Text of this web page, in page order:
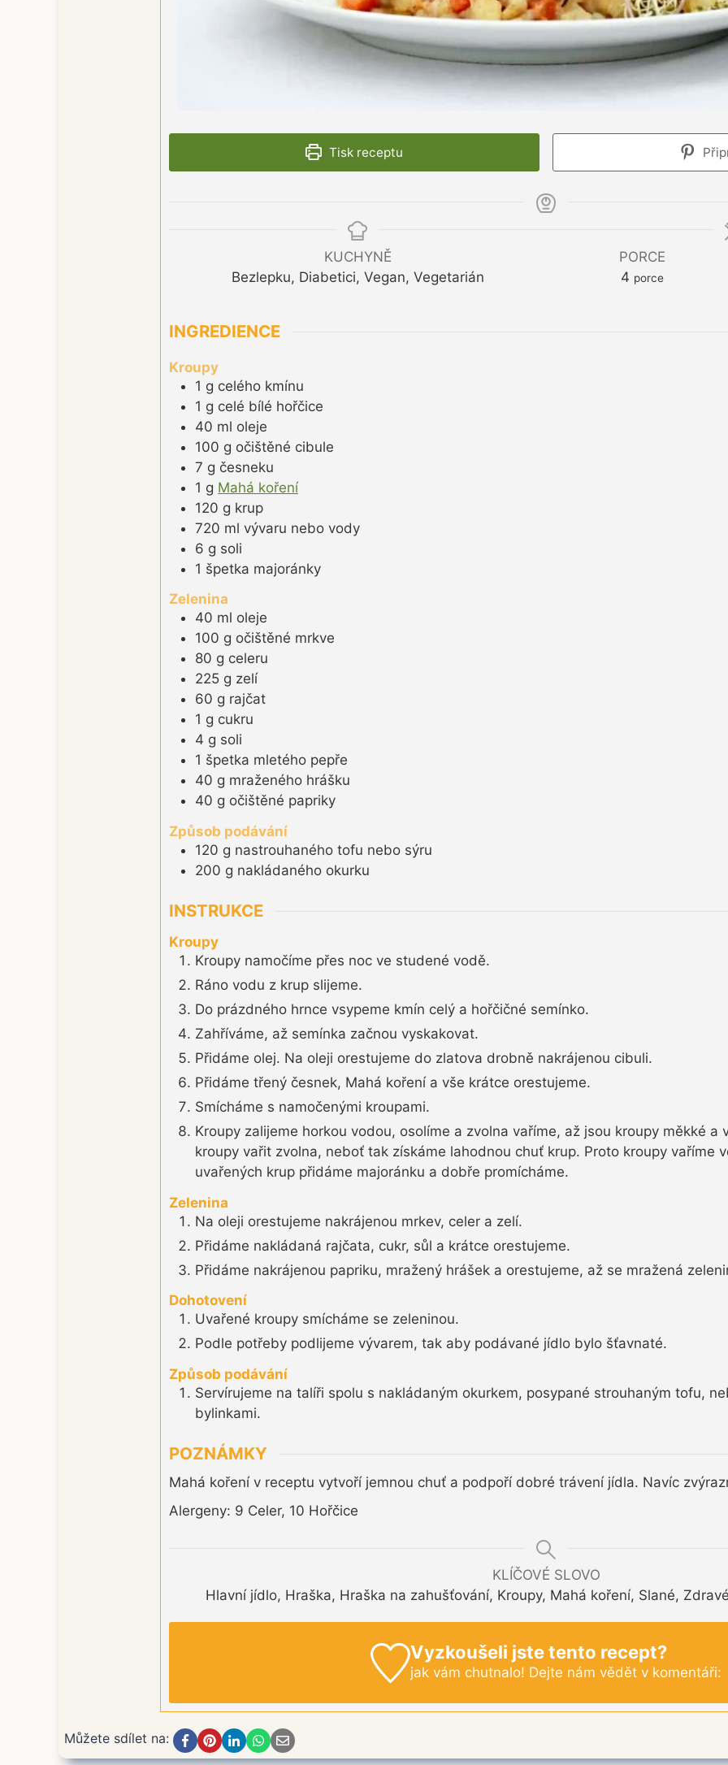
Tisk receptu
KUCHYNĚ
Bezlepku, Diabetici, Vegan, Vegetarián
PORCE
4 porce
INGREDIENCE
Kroupy
1 g celého kmínu
1 g celé bílé hořčice
40 ml oleje
100 g očištěné cibule
7 g česneku
1 g Mahá koření
120 g krup
720 ml vývaru nebo vody
6 g soli
1 špetka majoránky
Zelenina
40 ml oleje
100 g očištěné mrkve
80 g celeru
225 g zelí
60 g rajčat
1 g cukru
4 g soli
1 špetka mletého pepře
40 g mraženého hrášku
40 g očištěné papriky
Způsob podávání
120 g nastrouhaného tofu nebo sýru
200 g nakládaného okurku
INSTRUKCE
Kroupy
Kroupy namočíme přes noc ve studené vodě.
Ráno vodu z krup slijeme.
Do prázdného hrnce vsypeme kmín celý a hořčičné semínko.
Zahříváme, až semínka začnou vyskakovat.
Přidáme olej. Na oleji orestujeme do zlatova drobně nakrájenou cibuli.
Přidáme třený česnek, Mahá koření a vše krátce orestujeme.
Smícháme s namočenými kroupami.
Kroupy zalijeme horkou vodou, osolíme a zvolna vaříme, až jsou kroupy měkké a
kroupy vařit zvolna, neboť tak získáme lahodnou chuť krup. Proto kroupy vaříme
uvařených krup přidáme majoránku a dobře promícháme.
Zelenina
Na oleji orestujeme nakrájenou mrkev, celer a zelí.
Přidáme nakládaná rajčata, cukr, sůl a krátce orestujeme.
Přidáme nakrájenou papriku, mražený hrášek a orestujeme, až se mražená
Dohotovení
Uvařené kroupy smícháme se zeleninou.
Podle potřeby podlijeme vývarem, tak aby podávané jídlo bylo šťavnaté.
Způsob podávání
Servírujeme na talíři spolu s nakládaným okurkem, posypané strouhaným tofu,
bylinkami.
POZNÁMKY
Mahá koření v receptu vytvoří jemnou chuť a podpoří dobré trávení jídla. Navíc
Alergeny: 9 Celer, 10 Hořčice
KLÍČOVÉ SLOVO
Hlavní jídlo, Hraška, Hraška na zahušťování, Kroupy, Mahá koření, Slané,
Vyzkoušeli jste tento recept?
jak vám chutnalo! Dejte nám vědět v komentáři:
Můžete sdílet na: